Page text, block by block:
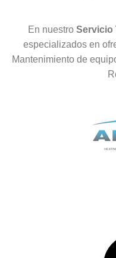
En nuestro Servicio
especializados en
Mantenimiento de